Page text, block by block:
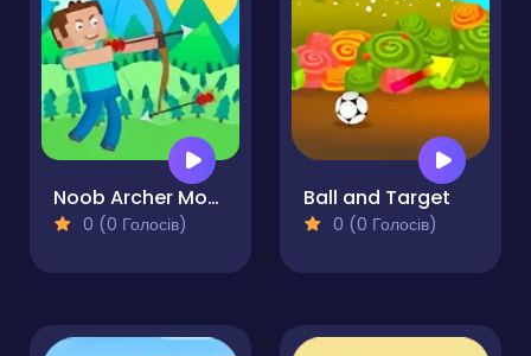
Noob Archer Monster Attack
0 (0 Голосів)
Ball and Target
0 (0 Голосів)